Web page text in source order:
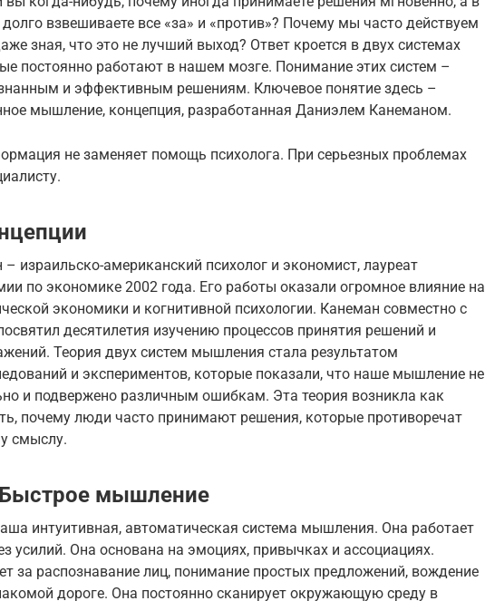
долго взвешиваете все «за» и «против»? Почему мы часто действуем
зная, что это не лучший выход? Ответ кроется в двух системах
постоянно работают в нашем мозге. Понимание этих систем –
и эффективным решениям. Ключевое понятие здесь –
мышление, концепция, разработанная Даниэлем Канеманом.
не заменяет помощь психолога. При серьезных проблемах
израильско-американский психолог и экономист, лауреат
по экономике 2002 года. Его работы оказали огромное влияние на
экономики и когнитивной психологии. Канеман совместно с
десятилетия изучению процессов принятия решений и
Теория двух систем мышления стала результатом
и экспериментов, которые показали, что наше мышление не
и подвержено различным ошибкам. Эта теория возникла как
почему люди часто принимают решения, которые противоречат
смыслу.
мышление
интуитивная, автоматическая система мышления. Она работает
усилий. Она основана на эмоциях, привычках и ассоциациях.
за распознавание лиц, понимание простых предложений, вождение
дороге. Она постоянно сканирует окружающую среду в